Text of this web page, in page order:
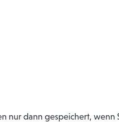
nur dann gespeichert,